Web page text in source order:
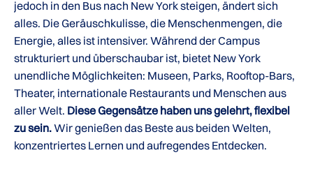
jedoch in den Bus nach New York steigen, ändert sich
alles. Die Geräuschkulisse, die Menschenmengen, die
Energie, alles ist intensiver. Während der Campus
strukturiert und überschaubar ist, bietet New York
unendliche Möglichkeiten: Museen, Parks, Rooftop-Bars,
Theater, internationale Restaurants und Menschen aus
aller Welt. Diese Gegensätze haben uns gelehrt, flexibel
zu sein.Wir genießen das Beste aus beiden Welten,
konzentriertes Lernen und aufregendes Entdecken.